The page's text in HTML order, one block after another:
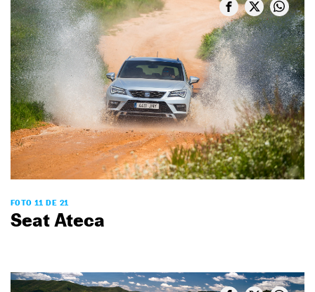
FOTO 11 DE 21
Seat Ateca